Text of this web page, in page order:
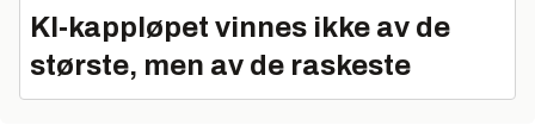
KI‑kappløpet vinnes ikke av de
største, men av de raskeste